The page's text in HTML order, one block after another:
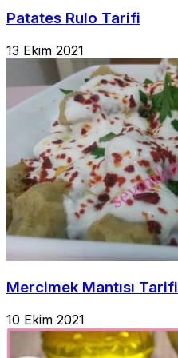
Patates Rulo Tarifi
13 Ekim 2021
Mercimek Mantısı Tarifi
10 Ekim 2021